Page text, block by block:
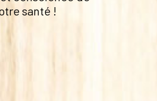
santé !